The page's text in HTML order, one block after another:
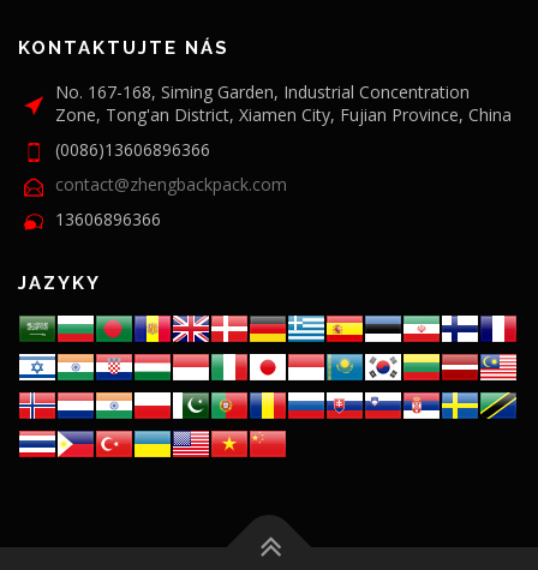
KONTAKTUJTE NÁS
No. 167-168, Siming Garden, Industrial Concentration
Zone, Tong'an District, Xiamen City, Fujian Province, China
(0086)13606896366
contact@zhengbackpack.com
13606896366
JAZYKY